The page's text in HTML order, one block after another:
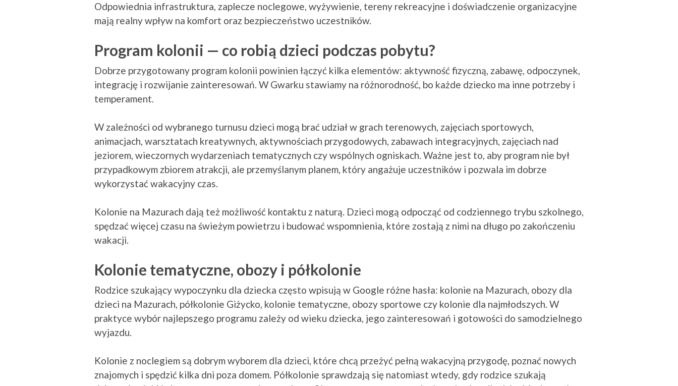
Odpowiednia infrastruktura, zaplecze noclegowe, wyżywienie, tereny rekreacyjne i doświadczenie organizacyjne
mają realny wpływ na komfort oraz bezpieczeństwo uczestników.
Program kolonii — co robią dzieci podczas pobytu?
Dobrze przygotowany program kolonii powinien łączyć kilka elementów: aktywność fizyczną, zabawę, odpoczynek,
integrację i rozwijanie zainteresowań. W Gwarku stawiamy na różnorodność, bo każde dziecko ma inne potrzeby i
temperament.
W zależności od wybranego turnusu dzieci mogą brać udział w grach terenowych, zajęciach sportowych,
animacjach, warsztatach kreatywnych, aktywnościach przygodowych, zabawach integracyjnych, zajęciach nad
jeziorem, wieczornych wydarzeniach tematycznych czy wspólnych ogniskach. Ważne jest to, aby program nie był
przypadkowym zbiorem atrakcji, ale przemyślanym planem, który angażuje uczestników i pozwala im dobrze
wykorzystać wakacyjny czas.
Kolonie na Mazurach dają też możliwość kontaktu z naturą. Dzieci mogą odpocząć od codziennego trybu szkolnego,
spędzać więcej czasu na świeżym powietrzu i budować wspomnienia, które zostają z nimi na długo po zakończeniu
wakacji.
Kolonie tematyczne, obozy i półkolonie
Rodzice szukający wypoczynku dla dziecka często wpisują w Google różne hasła: kolonie na Mazurach, obozy dla
dzieci na Mazurach, półkolonie Giżycko, kolonie tematyczne, obozy sportowe czy kolonie dla najmłodszych. W
praktyce wybór najlepszego programu zależy od wieku dziecka, jego zainteresowań i gotowości do samodzielnego
wyjazdu.
Kolonie z noclegiem są dobrym wyborem dla dzieci, które chcą przeżyć pełną wakacyjną przygodę, poznać nowych
znajomych i spędzić kilka dni poza domem. Półkolonie sprawdzają się natomiast wtedy, gdy rodzice szukają